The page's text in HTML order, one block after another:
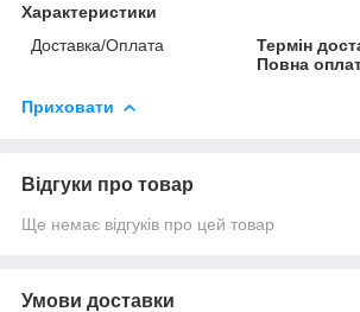
Характеристики
Доставка/Оплата
Термін
Повна
Приховати
Відгуки про товар
Ще немає відгуків про цей товар
Умови доставки